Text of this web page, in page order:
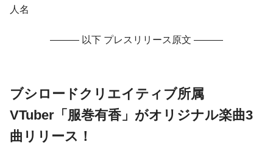
人名
——— 以下 プレスリリース原文 ———
ブシロードクリエイティブ所属
VTuber「服巻有香」がオリジナル楽曲3
曲リリース！